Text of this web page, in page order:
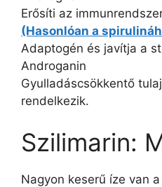
Erősíti az
(Hasonlóan a
Adaptogén és javítja a
Androganin
Gyulladáscsökkentő
rendelkezik.
Szilimarin:
Nagyon keserű íze van